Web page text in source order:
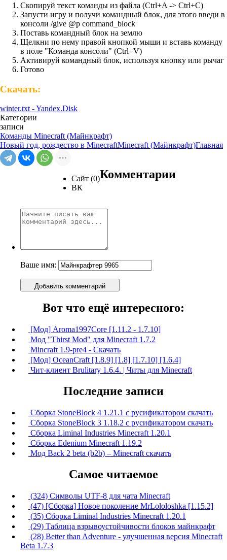
Скопируй текст команды из файла (Ctrl+A -> Ctrl+C)
Запусти игру и получи командный блок, для этого введи в
консоли /give @p command_block
Поставь командный блок на землю
Щелкни по нему правой кнопкой мыши и вставь команду
в поле "Команда консоли" (Ctrl+V)
Активируй командный блок, используя кнопку или рычаг
Готово
Скачать:
winter.txt - Yandex.Disk
Категории
записи
Команды Minecraft (Майнкрафт)
Новый год, рождество в MinecraftMinecraft (Майнкрафт)Главная
Сайт (0)
ВК
Комментарии
Ваше имя:
Добавить комментарий
Вот что ещё интересного:
[Мод] Aroma1997Core [1.11.2 - 1.7.10]
Мод "Thirst Mod" для Minecraft 1.7.2
Mincraft 1.9-pre4 - Скачать
[Мод] OceanCraft [1.8.9] [1.8] [1.7.10] [1.6.4]
Чит-клиент Brulitary 1.6.4. | Читы для Minecraft
Последние записи
Сборка StoneBlock 4 1.21.1 с русификатором скачать
Сборка StoneBlock 3 1.18.2 с русификатором скачать
Сборка Liminal Industries Minecraft 1.20.1
Сборка Edenium Minecraft 1.19.2
Мод Back 2 beta (b2b) – Minecraft скачать
Самое читаемое
(324) Символы UTF-8 для чата Minecraft
(47) [Сборка] Новое поколение MrLololoshka [1.15.2]
(35) Сборка Liminal Industries Minecraft 1.20.1
(29) Таблица взрывоустойчивости блоков майнкрафт
(28) Better than Adventure - улучшенная версия Minecraft
Beta 1.7.3